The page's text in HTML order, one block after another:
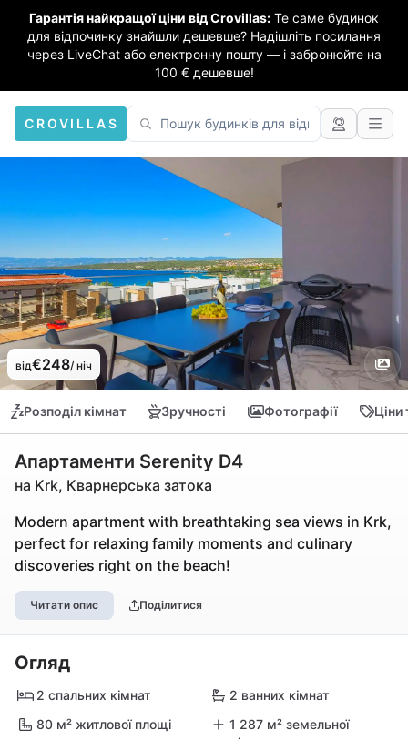
Гарантія найкращої ціни від Crovillas: Те саме будинок
для відпочинку знайшли дешевше? Надішліть посилання
через LiveChat або електронну пошту — і забронюйте на
100 € дешевше!
CROVILLAS
від€248/ ніч
Розподіл кімнат Зручності Фотографії Ціни
Апартаменти Serenity D4
на Krk, Кварнерська затока
Modern apartment with breathtaking sea views in Krk,
perfect for relaxing family moments and culinary
discoveries right on the beach!
Читати опис Поділитися
Огляд
2 спальних кімнат
2 ванних кімнат
80 м² житлової площі
1 287 м² земельної